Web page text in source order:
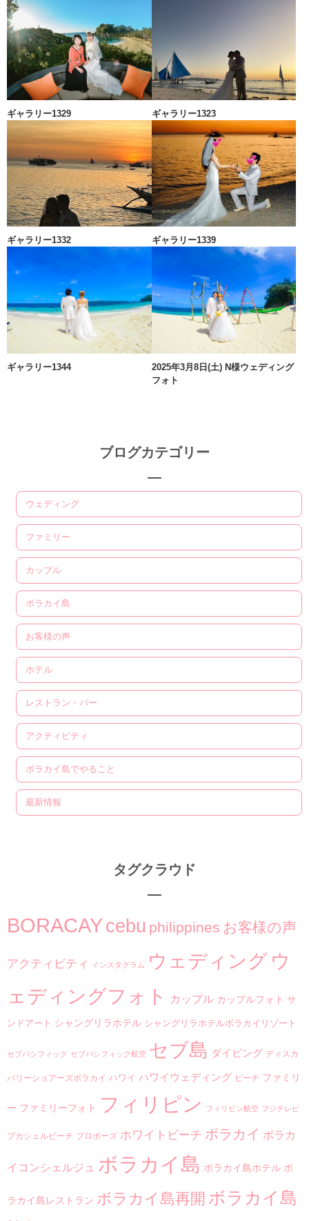
ギャラリー1329 ギャラリー1323
ギャラリー1332 ギャラリー1339
ギャラリー1344
2025年3月8日(土) N様ウェディング
フォト
ブログカテゴリー
ウェディング
ファミリー
カップル
ボラカイ島
お客様の声
ホテル
レストラン・バー
アクティビティ
ボラカイ島でやること
最新情報
タグクラウド
BORACAYcebu philippines お客様の声
アクティビティ インスタグラム ウェディング ウ
ェディングフォト
カップル カップルフォト サ
ンドアート シャングリラホテル シャングリラホテルボラカイリゾート
セブパシフィック セブパシフィック航空 セブ島 ダイビング ディスカ
バリーショアーズボラカイ ハワイ ハワイウェディング ビーチ ファミリ
ー ファミリーフォト フィリピン フィリピン航空 フジテレビ
プカシェルビーチ プロポーズ ホワイトビーチ ボラカイ ボラカ
イコンシェルジュ ボラカイ島 ボラカイ島ホテル ボ
ラカイ島レストラン ボラカイ島再開 ボラカイ島